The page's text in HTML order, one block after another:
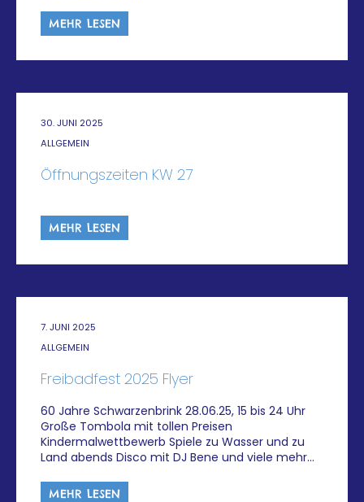
MEHR LESEN
30. JUNI 2025
ALLGEMEIN
Öffnungszeiten KW 27
MEHR LESEN
7. JUNI 2025
ALLGEMEIN
Freibadfest 2025 Flyer
60 Jahre Schwarzenbrink 28.06.25, 15 bis 24 Uhr
Große Tombola mit tollen Preisen
Kindermalwettbewerb Spiele zu Wasser und zu
Land abends Disco mit DJ Bene und viele mehr…
MEHR LESEN